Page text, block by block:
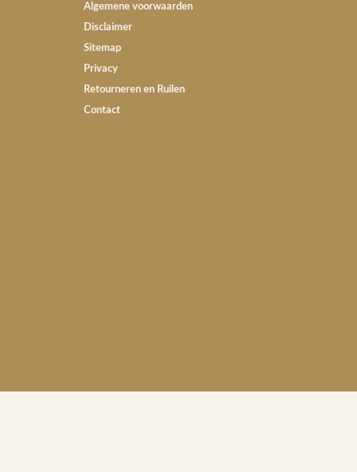
Algemene voorwaarden
Disclaimer
Sitemap
Privacy
Retourneren en Ruilen
Contact